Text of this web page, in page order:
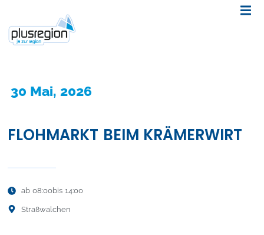
30 Mai, 2026
FLOHMARKT BEIM KRÄMERWIRT
ab 08:00bis 14:00
Straßwalchen